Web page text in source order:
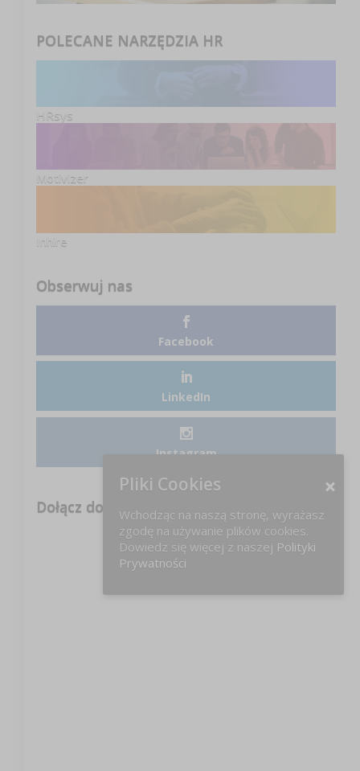
POLECANE NARZĘDZIA HR
HRsys
Motivizer
Inhire
Obserwuj nas
Facebook
LinkedIn
Instagram
Dołącz do nas na FB!
Pliki Cookies
Wchodząc na naszą stronę, wyrażasz
zgodę na używanie plików cookies.
Dowiedz się więcej z naszej Polityki
Prywatności